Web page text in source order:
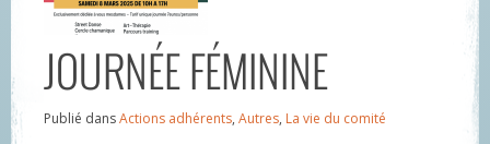
JOURNÉE FÉMININE
Publié dansActions adhérents, Autres, La vie du comité